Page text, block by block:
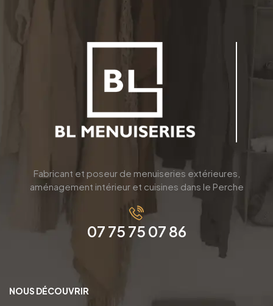
Fabricant et poseur de menuiseries extérieures,
aménagement intérieur et cuisines dans le Perche
07 75 75 07 86
NOUS DÉCOUVRIR